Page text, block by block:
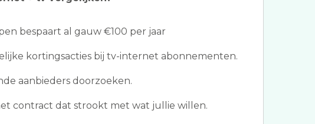
bespaart al gauw €100 per jaar
kortingsacties bij tv-internet abonnementen.
aanbieders doorzoeken.
contract dat strookt met wat jullie willen.